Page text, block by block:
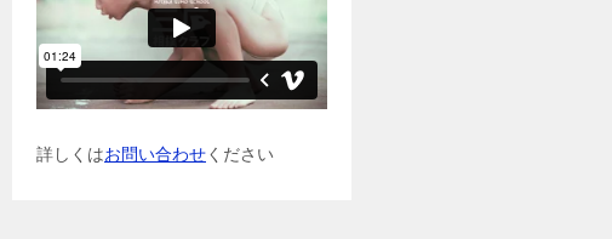
詳しくはお問い合わせください